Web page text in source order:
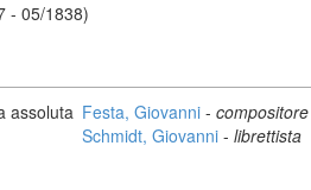
- 05/1838)
assoluta Festa, Giovanni - compositore
Schmidt, Giovanni - librettista